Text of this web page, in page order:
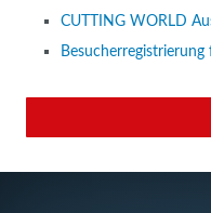
CUTTING WORLD
Besucherregistrierung